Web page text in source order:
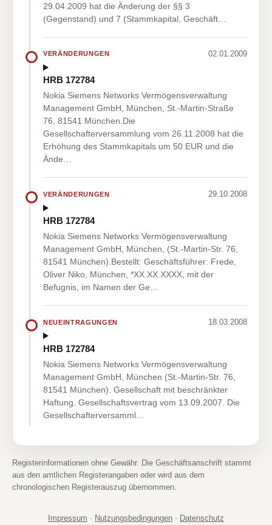
29.04.2009 hat die Änderung der §§ 3
(Gegenstand) und 7 (Stammkapital, Geschäft…
VERÄNDERUNGEN 02.01.2009
HRB 172784
Nokia Siemens Networks Vermögensverwaltung
Management GmbH, München, St.-Martin-Straße
76, 81541 München.Die
Gesellschafterversammlung vom 26.11.2008 hat die
Erhöhung des Stammkapitals um 50 EUR und die
Ände…
VERÄNDERUNGEN 29.10.2008
HRB 172784
Nokia Siemens Networks Vermögensverwaltung
Management GmbH, München, (St.-Martin-Str. 76,
81541 München).Bestellt: Geschäftsführer: Frede,
Oliver Niko, München, *XX.XX.XXXX, mit der
Befugnis, im Namen der Ge…
NEUEINTRAGUNGEN 18.03.2008
HRB 172784
Nokia Siemens Networks Vermögensverwaltung
Management GmbH, München (St.-Martin-Str. 76,
81541 München). Gesellschaft mit beschränkter
Haftung. Gesellschaftsvertrag vom 13.09.2007. Die
Gesellschafterversamml…
Registerinformationen ohne Gewähr. Die Geschäftsanschrift stammt
aus den amtlichen Registerangaben oder wird aus dem
chronologischen Registerauszug übernommen.
Impressum · Nutzungsbedingungen · Datenschutz